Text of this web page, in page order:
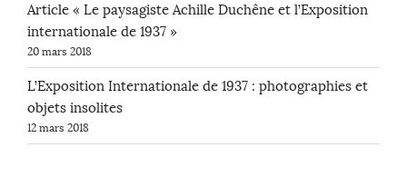
Article « Le paysagiste Achille Duchêne et l’Exposition
internationale de 1937 »
20 mars 2018
L’Exposition Internationale de 1937 : photographies et
objets insolites
12 mars 2018